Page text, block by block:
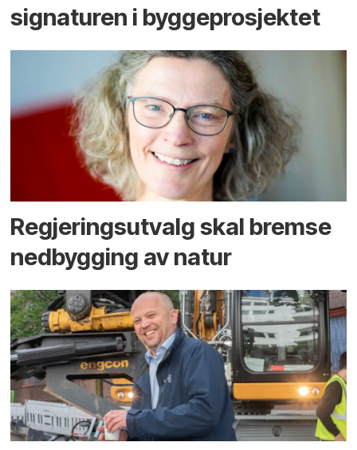
signaturen i bygge­­prosjektet
Regjerings­utvalg skal bremse
ned­bygging av natur